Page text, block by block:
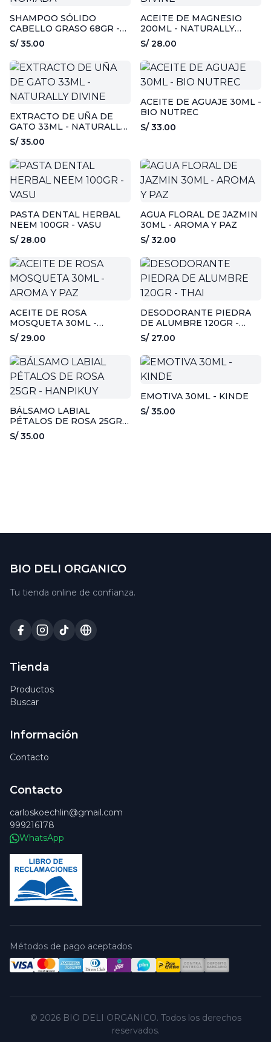
SHAMPOO SÓLIDO
CABELLO GRASO 68GR -
NOMADA
S/ 35.00
ACEITE DE MAGNESIO
200ML - NATURALLY
DIVINE
S/ 28.00
EXTRACTO DE UÑA DE
GATO 33ML - NATURALLY
DIVINE
S/ 35.00
ACEITE DE AGUAJE 30ML -
BIO NUTREC
S/ 33.00
PASTA DENTAL HERBAL
NEEM 100GR - VASU
S/ 28.00
AGUA FLORAL DE JAZMIN
30ML - AROMA Y PAZ
S/ 32.00
ACEITE DE ROSA
MOSQUETA 30ML -
AROMA Y PAZ
S/ 29.00
DESODORANTE PIEDRA
DE ALUMBRE 120GR -
THAI
S/ 27.00
BÁLSAMO LABIAL
PÉTALOS DE ROSA 25GR -
HANPIKUY
S/ 35.00
EMOTIVA 30ML - KINDE
S/ 35.00
BIO DELI ORGANICO
Tu tienda online de confianza.
Tienda
Productos
Buscar
Información
Contacto
Contacto
carloskoechlin@gmail.com
999216178
WhatsApp
Métodos de pago aceptados
© 2026 BIO DELI ORGANICO. Todos los derechos
reservados.